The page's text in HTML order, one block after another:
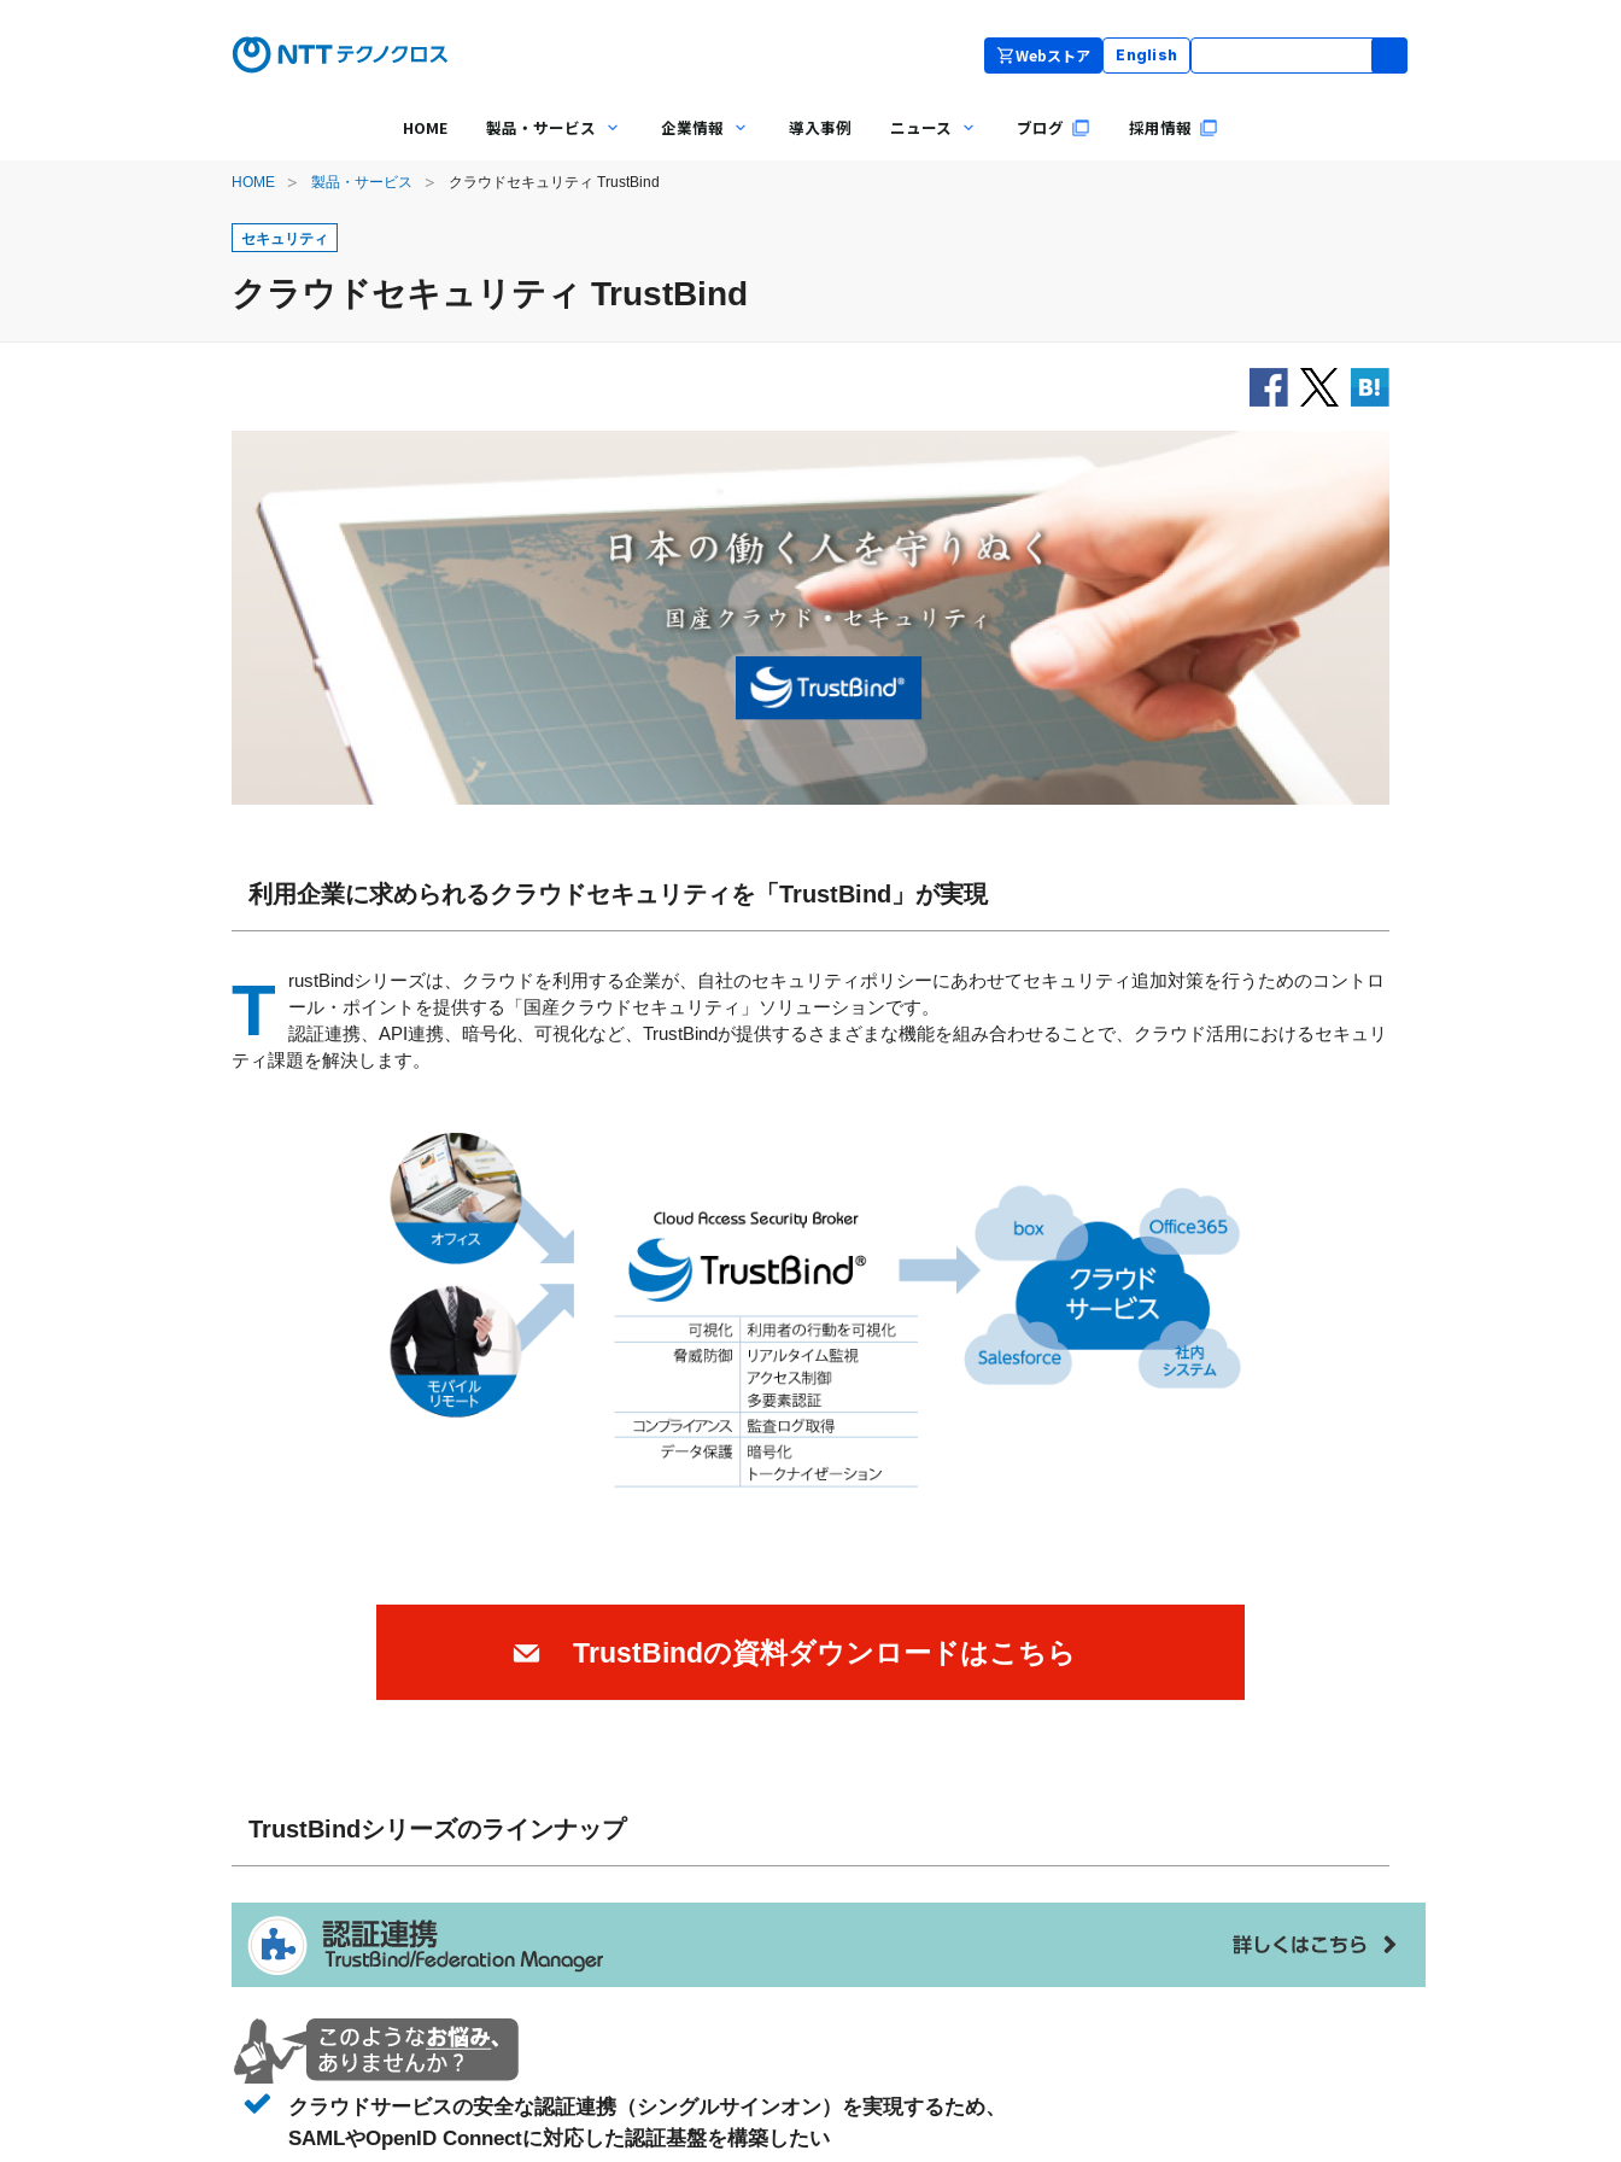
Webストア English
HOME 製品・サービス 企業情報 導入事例 ニュース ブログ 採用情報
HOME 製品・サービス クラウドセキュリティ TrustBind
セキュリティ
クラウドセキュリティ TrustBind
利用企業に求められるクラウドセキュリティを「TrustBind」が実現
TrustBindシリーズは、クラウドを利用する企業が、自社のセキュリティポリシーにあわせてセキュリティ追加対策を行うためのコントロ
ール・ポイントを提供する「国産クラウドセキュリティ」ソリューションです。
認証連携、API連携、暗号化、可視化など、TrustBindが提供するさまざまな機能を組み合わせることで、クラウド活用におけるセキュリ
ティ課題を解決します。
TrustBindの資料ダウンロードはこちら
TrustBindシリーズのラインナップ
クラウドサービスの安全な認証連携（シングルサインオン）を実現するため、
SAMLやOpenID Connectに対応した認証基盤を構築したい